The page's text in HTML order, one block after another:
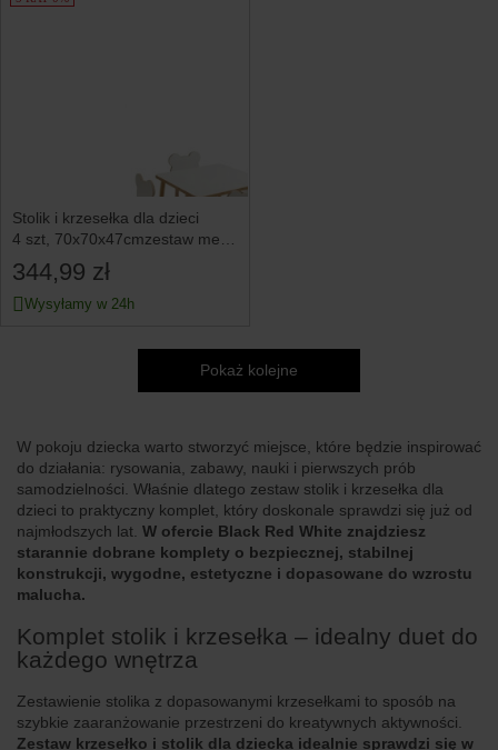
Stolik i krzesełka dla dzieci
4 szt, 70x70x47cmzestaw mebli
drewnianych
344,99 zł
Wysyłamy w 24h
Pokaż kolejne
W pokoju dziecka warto stworzyć miejsce, które będzie inspirować
do działania: rysowania, zabawy, nauki i pierwszych prób
samodzielności. Właśnie dlatego zestaw stolik i krzesełka dla
dzieci to praktyczny komplet, który doskonale sprawdzi się już od
najmłodszych lat. W ofercie Black Red White znajdziesz
starannie dobrane komplety o bezpiecznej, stabilnej
konstrukcji, wygodne, estetyczne i dopasowane do wzrostu
malucha.
Komplet stolik i krzesełka – idealny duet do
każdego wnętrza
Zestawienie stolika z dopasowanymi krzesełkami to sposób na
szybkie zaaranżowanie przestrzeni do kreatywnych aktywności.
Zestaw krzesełko i stolik dla dziecka idealnie sprawdzi się w